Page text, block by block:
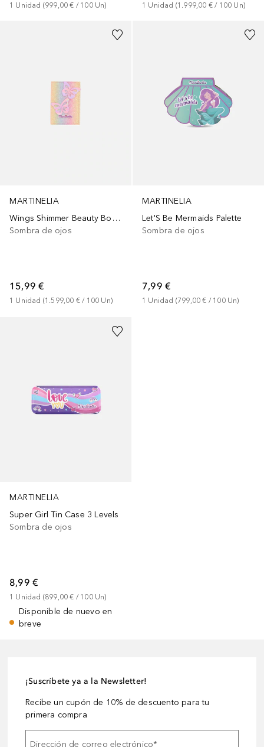
1 Unidad (999,00 € / 100 Un) 1 Unidad (1.999,00 € / 100 Un)
MARTINELIA
Wings Shimmer Beauty Book Estuche
Sombra de ojos
15,99 €
1 Unidad (1.599,00 € / 100 Un)
MARTINELIA
Let'S Be Mermaids Palette
Sombra de ojos
7,99 €
1 Unidad (799,00 € / 100 Un)
MARTINELIA
Super Girl Tin Case 3 Levels
Sombra de ojos
8,99 €
1 Unidad (899,00 € / 100 Un)
Disponible de nuevo en
breve
¡Suscríbete ya a la Newsletter!
Recibe un cupón de 10% de descuento para tu
primera compra
Dirección de correo electrónico*